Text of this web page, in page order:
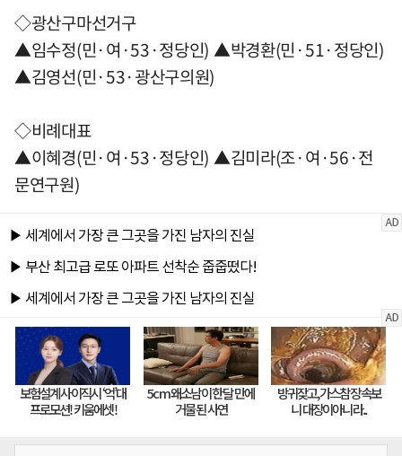
◇광산구마선거구
▲임수정(민·여·53·정당인) ▲박경환(민·51·정당인)
▲김영선(민·53·광산구의원)
◇비례대표
▲이혜경(민·여·53·정당인) ▲김미라(조·여·56·전
문연구원)